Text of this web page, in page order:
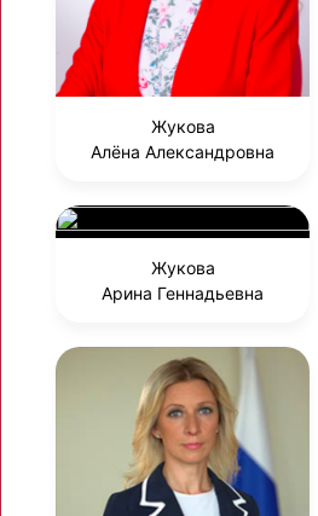
Жукова
Алёна Александровна
Жукова
Арина Геннадьевна